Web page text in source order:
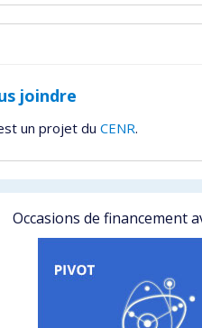
joindre
un projet du CENR.
Occasions de financement